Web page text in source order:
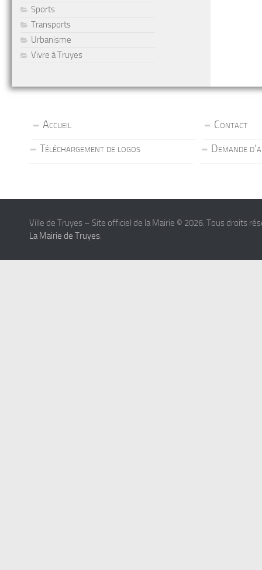
Sports
Transports
Urbanisme
Vivre à Truyes
Accueil
Contact
Téléchargement de logos
Demande
Ville de Truyes – Site officiel de la Mairie © 2026. Tous droits
La Mairie de Truyes.